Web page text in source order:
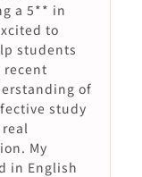
a 5** in
to
students
recent
of
study
My
in English